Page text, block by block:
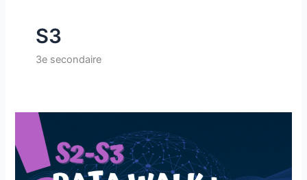
S3
3e secondaire
:
L’IA